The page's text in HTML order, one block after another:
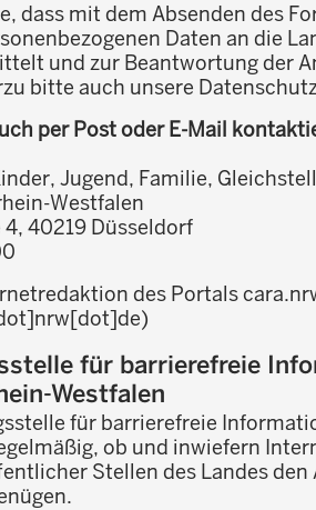
dass mit dem Absenden des
Daten an die
und zur Beantwortung der
bitte auch unsere
per Post oder E-Mail
Jugend, Familie,
Westfalen
40219 Düsseldorf
des Portals
für barrierefreie
Westfalen
für barrierefreie
ob und inwiefern
Stellen des Landes den